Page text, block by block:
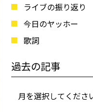
ライブの振り返り
今日のヤッホー
歌詞
過去の記事